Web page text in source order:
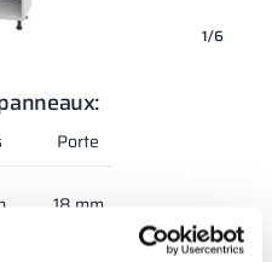
1/6
Porte
18 mm